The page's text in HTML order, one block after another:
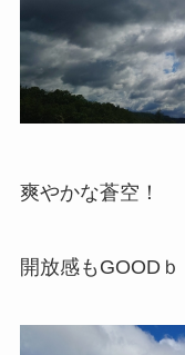
爽やかな蒼空！
開放感もGOODｂ